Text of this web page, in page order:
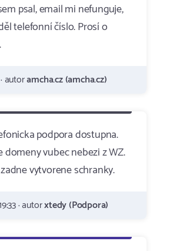
psal, email mi nefunguje,
telefonní číslo. Prosí o
· autoramcha.cz (amcha.cz)
podpora dostupna.
domeny vubec nebezi z WZ.
vytvorene schranky.
· autorxtedy (Podpora)